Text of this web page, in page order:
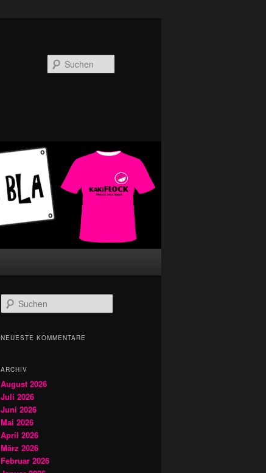
u
h
NEUESTE KOMMENTARE
ARCHIV
August 2026
Juli 2026
Juni 2026
Mai 2026
April 2026
März 2026
Februar 2026